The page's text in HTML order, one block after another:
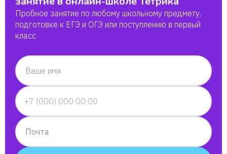
Ариана
Платон
илья
Варвара
Алёна
Пробное занятие по любому школьному предмету,
подготовке к ЕГЭ и ОГЭ или поступлению в первый
класс
Ваше имя
Почта